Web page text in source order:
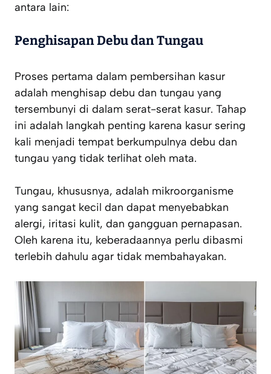
antara lain:
Penghisapan Debu dan Tungau
Proses pertama dalam pembersihan kasur
adalah menghisap debu dan tungau yang
tersembunyi di dalam serat-serat kasur. Tahap
ini adalah langkah penting karena kasur sering
kali menjadi tempat berkumpulnya debu dan
tungau yang tidak terlihat oleh mata.
Tungau, khususnya, adalah mikroorganisme
yang sangat kecil dan dapat menyebabkan
alergi, iritasi kulit, dan gangguan pernapasan.
Oleh karena itu, keberadaannya perlu dibasmi
terlebih dahulu agar tidak membahayakan.